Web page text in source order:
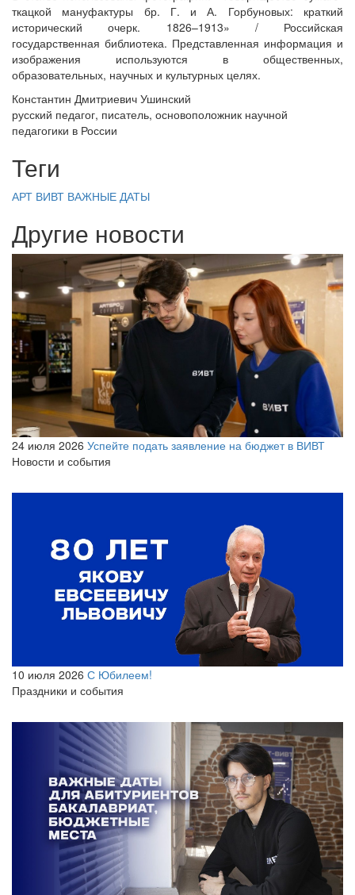
ткацкой мануфактуры бр. Г. и А. Горбуновых: краткий
исторический очерк. 1826–1913» / Российская
государственная библиотека. Представленная информация и
изображения используются в общественных,
образовательных, научных и культурных целях.
Константин Дмитриевич Ушинский
русский педагог, писатель, основоположник научной
педагогики в России
Теги
АРТ ВИВТ ВАЖНЫЕ ДАТЫ
Другие новости
24 июля 2026 Успейте подать заявление на бюджет в ВИВТ
Новости и события
10 июля 2026 С Юбилеем!
Праздники и события